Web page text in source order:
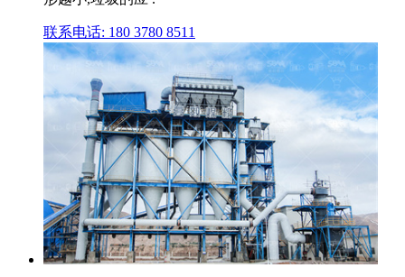
联系电话: 180 3780 8511